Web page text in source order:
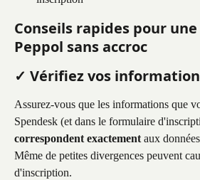
Conseils rapides pour
Peppol sans accroc
✓ Vérifiez vos
Assurez-vous que les informations que
Spendesk (et dans le formulaire
correspondent exactement aux
Même de petites divergences peuvent
d'inscription.